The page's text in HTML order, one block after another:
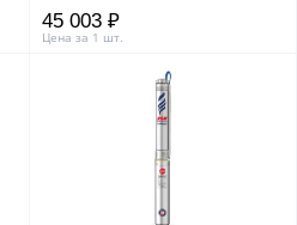
45 003 ₽
Цена за 1 шт.